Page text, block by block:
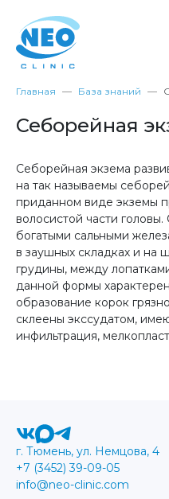
Главная База знаний
Себорейная
Себорейная экзема
на так называемы
приданном виде экземы
волосистой части
богатыми сальными
в заушных складках и на
грудины, между
данной формы
образование корок
склеены экссудатом,
инфильтрация,
г. Тюмень, ул. Немцова, 4
+7 (3452) 39-09-05
info@neo-clinic.com